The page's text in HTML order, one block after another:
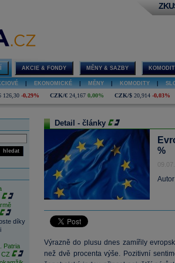
AKCIE & FONDY MĚNY & SAZBY
EKONOMICKÉ MĚNY KOMODITY
126,30 -0,29% CZK/€ 24,167 0,00% CZK/$ 20,914 -0,03%
hledat
díky
Patria
Detail - články
%
Výrazně do plusu dnes zamířily
než dvě procenta výše. Pozitivní